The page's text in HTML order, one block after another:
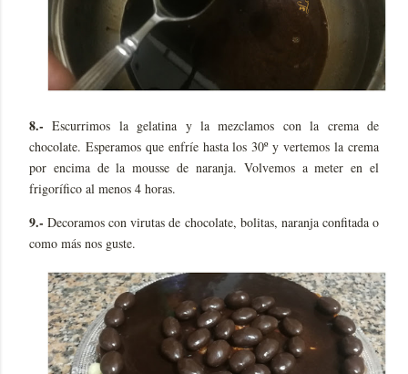
8.-Escurrimos la gelatina y la mezclamos con la crema de
chocolate. Esperamos que enfríe hasta los 30º y vertemos la crema
por encima de la mousse de naranja. Volvemos a meter en el
frigorífico al menos 4 horas.
9.- Decoramos con virutas de chocolate, bolitas, naranja confitada o
como más nos guste.